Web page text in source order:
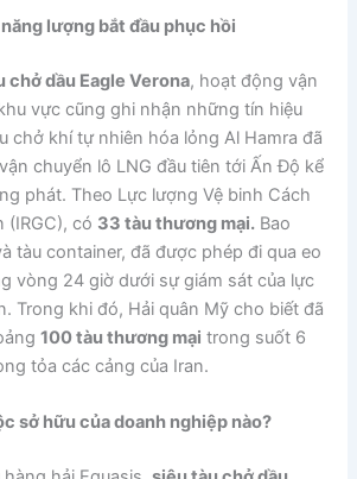
lượng bắt đầu phục hồi
chở dầu Eagle Verona, hoạt động vận
vực cũng ghi nhận những tín hiệu
chở khí tự nhiên hóa lỏng Al Hamra đã
chuyển lô LNG đầu tiên tới Ấn Độ kể
phát. Theo Lực lượng Vệ binh Cách
(IRGC), có 33 tàu thương mại. Bao
tàu container, đã được phép đi qua eo
vòng 24 giờ dưới sự giám sát của lực
Trong khi đó, Hải quân Mỹ cho biết đã
100 tàu thương mại trong suốt 6
tỏa các cảng của Iran.
sở hữu của doanh nghiệp nào?